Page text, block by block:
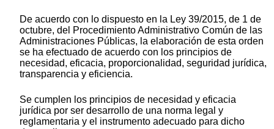
De acuerdo con lo dispuesto en la Ley 39/2015, de 1 de
octubre, del Procedimiento Administrativo Común de las
Administraciones Públicas, la elaboración de esta orden
se ha efectuado de acuerdo con los principios de
necesidad, eficacia, proporcionalidad, seguridad jurídica,
transparencia y eficiencia.
Se cumplen los principios de necesidad y eficacia
jurídica por ser desarrollo de una norma legal y
reglamentaria y el instrumento adecuado para dicho